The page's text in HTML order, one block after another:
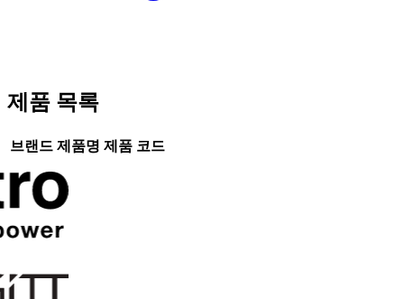
제품 목록
브랜드 제품명 제품 코드